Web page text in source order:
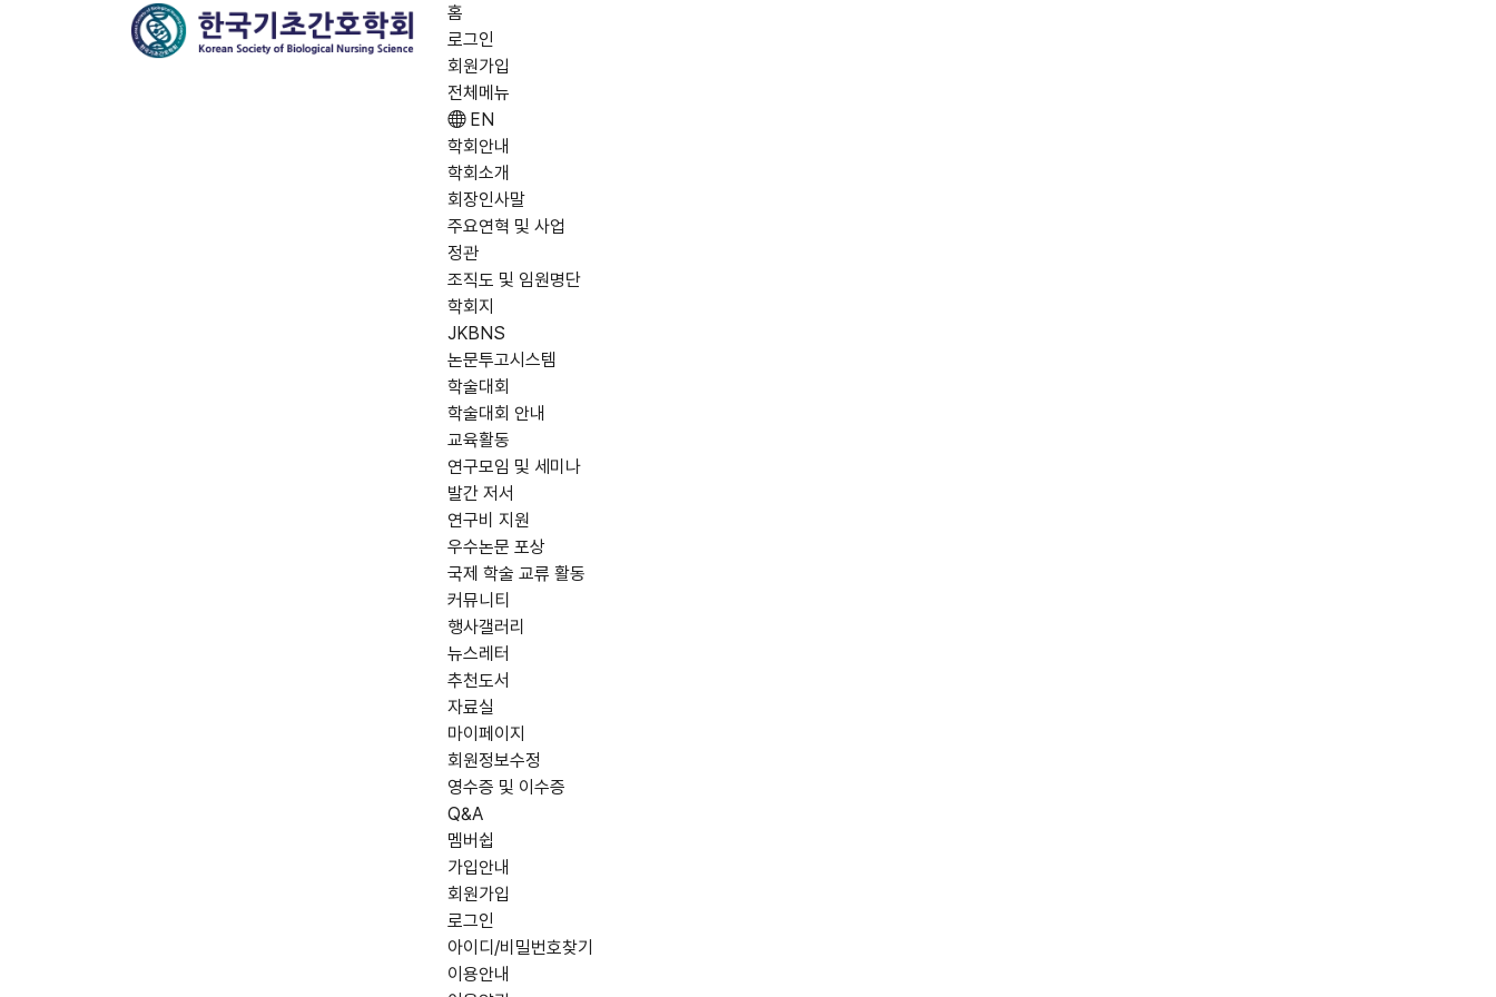
홈
로그인
회원가입
전체메뉴
EN
학회안내
학회소개
회장인사말
주요연혁 및 사업
정관
조직도 및 임원명단
학회지
JKBNS
논문투고시스템
학술대회
학술대회 안내
교육활동
연구모임 및 세미나
발간 저서
연구비 지원
우수논문 포상
국제 학술 교류 활동
커뮤니티
행사갤러리
뉴스레터
추천도서
자료실
마이페이지
회원정보수정
영수증 및 이수증
Q&A
멤버쉽
가입안내
회원가입
로그인
아이디/비밀번호찾기
이용안내